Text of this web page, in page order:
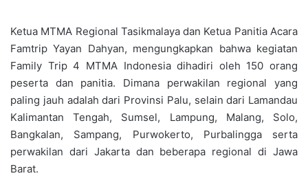
Ketua MTMA Regional Tasikmalaya dan Ketua Panitia Acara
Famtrip Yayan Dahyan, mengungkapkan bahwa kegiatan
Family Trip 4 MTMA Indonesia dihadiri oleh 150 orang
peserta dan panitia. Dimana perwakilan regional yang
paling jauh adalah dari Provinsi Palu, selain dari Lamandau
Kalimantan Tengah, Sumsel, Lampung, Malang, Solo,
Bangkalan, Sampang, Purwokerto, Purbalingga serta
perwakilan dari Jakarta dan beberapa regional di Jawa
Barat.